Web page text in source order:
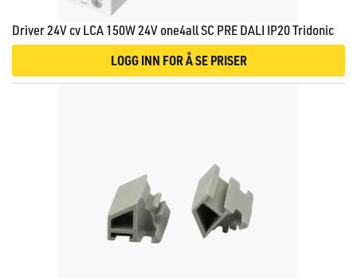
Driver 24V cv LCA 150W 24V one4all SC PRE DALI IP20 Tridonic
LOGG INN FOR Å SE PRISER